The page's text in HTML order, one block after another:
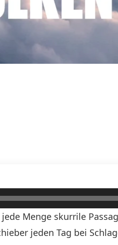
Menge skurrile
jeden Tag bei